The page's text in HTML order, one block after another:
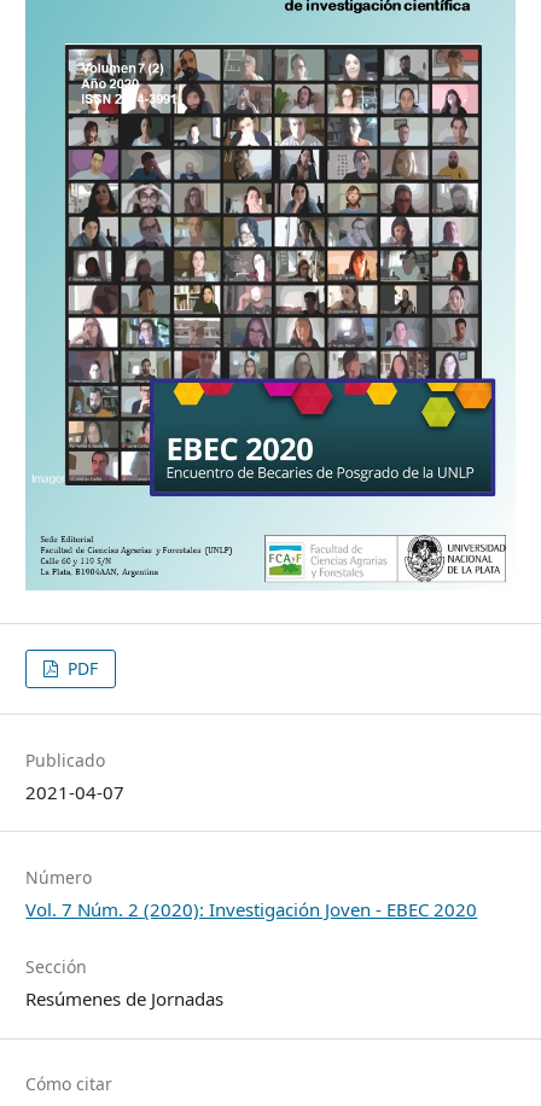
PDF
Publicado
2021-04-07
Número
Vol. 7 Núm. 2 (2020): Investigación Joven - EBEC 2020
Sección
Resúmenes de Jornadas
Cómo citar